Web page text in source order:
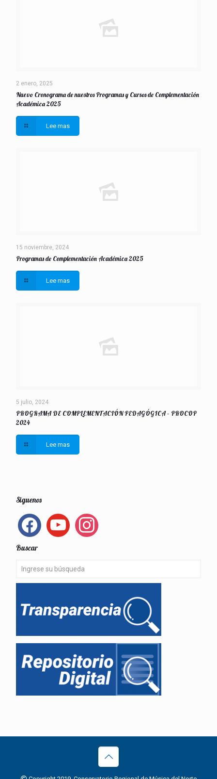
2 enero, 2025
Nuevo Cronograma de nuestros Programas y Cursos de Complementación
Académica 2025
Lee mas
15 noviembre, 2024
Programas de Complementación Académica 2025
Lee mas
5 julio, 2024
PROGRAMA DE COMPLEMENTACIÓN PEDAGÓGICA – PROCOP
2024
Lee mas
Siguenos
facebook youtube instagram
Buscar